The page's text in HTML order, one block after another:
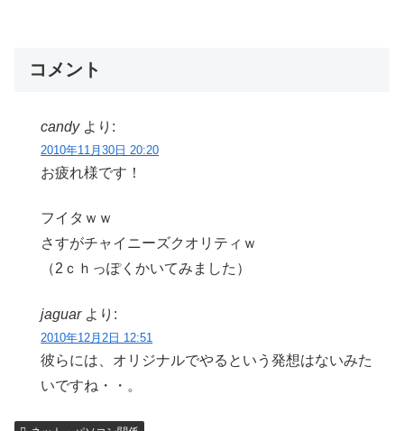
コメント
candy より:
2010年11月30日 20:20
お疲れ様です！
フイタｗｗ
さすがチャイニーズクオリティｗ
（2ｃｈっぽくかいてみました）
jaguar より:
2010年12月2日 12:51
彼らには、オリジナルでやるという発想はないみた
いですね・・。